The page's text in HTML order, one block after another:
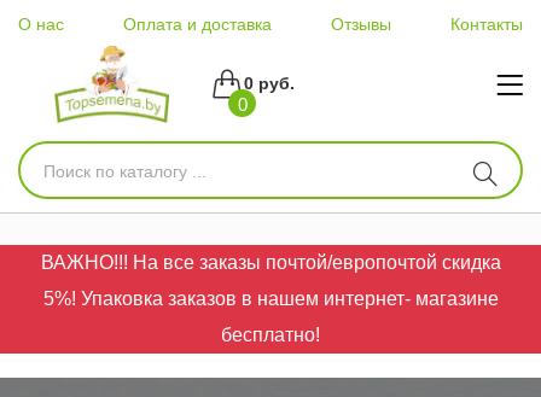
О нас Оплата и доставка Отзывы Контакты
0
0 руб.
ВАЖНО!!! На все заказы почтой/европочтой скидка
5%! Упаковка заказов в нашем интернет- магазине
бесплатно!